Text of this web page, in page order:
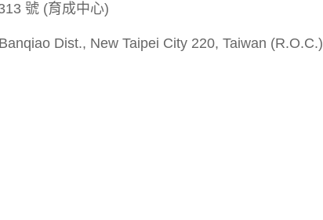
號 (育成中心)
Dist., New Taipei City 220, Taiwan (R.O.C.)